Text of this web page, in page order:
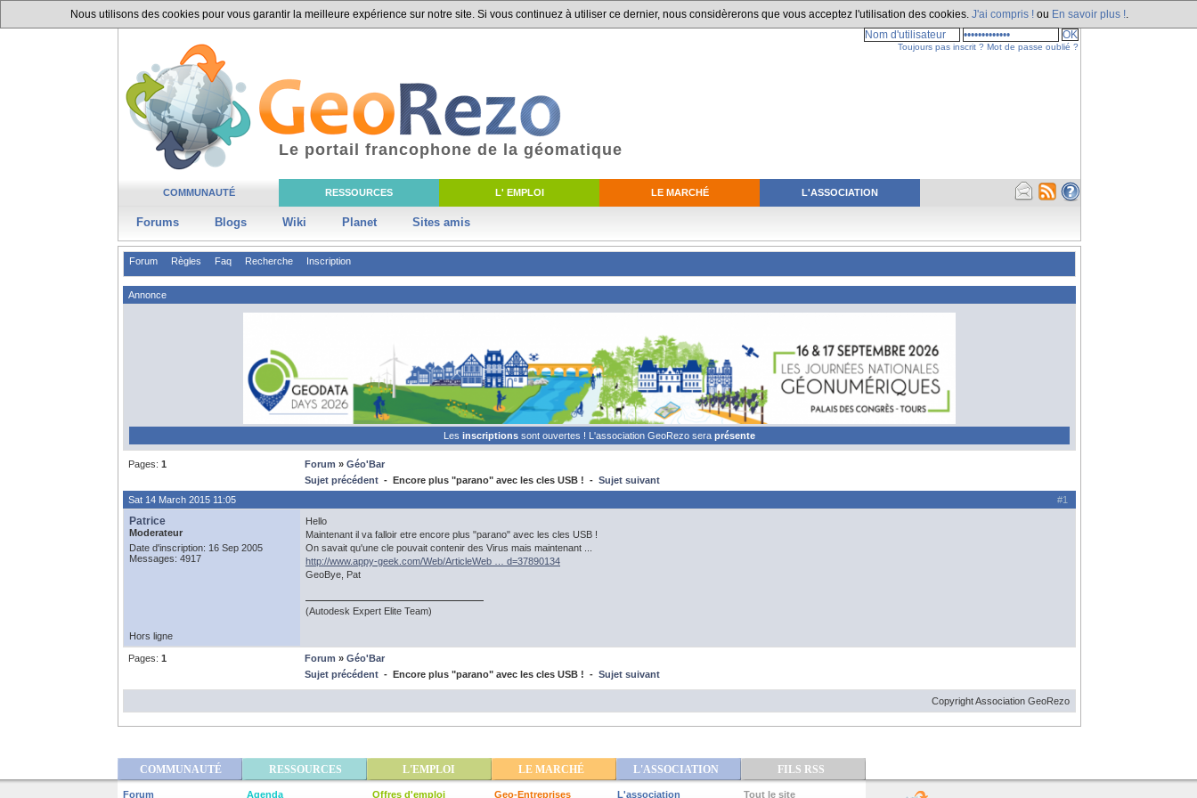
Nous utilisons des cookies pour vous garantir la meilleure expérience sur notre site. Si vous continuez à utiliser ce dernier, nous considèrerons que vous acceptez l'utilisation des cookies. J'ai compris ! ou En savoir plus !
COMMUNAUTÉ RESSOURCES L' EMPLOI LE MARCHÉ L'ASSOCIATION
Forums Blogs Wiki Planet Sites amis
Le portail francophone de la géomatique
Toujours pas inscrit ? Mot de passe oublié ?
Forum Règles Faq Recherche Inscription
Annonce
Les inscriptions sont ouvertes ! L'association GeoRezo sera présente
Pages: 1 Forum » Géo'Bar
Sujet précédent - Encore plus "parano" avec les cles USB ! - Sujet suivant
#1
Sat 14 March 2015 11:05
Patrice
Moderateur
Date d'inscription: 16 Sep 2005
Messages: 4917
Hello
Maintenant il va falloir etre encore plus "parano" avec les cles USB !
On savait qu'une cle pouvait contenir des Virus mais maintenant ...
http://www.appy-geek.com/Web/ArticleWeb … d=37890134
GeoBye, Pat
(Autodesk Expert Elite Team)
Hors ligne
Pages: 1 Forum » Géo'Bar
Sujet précédent - Encore plus "parano" avec les cles USB ! - Sujet suivant
Copyright Association GeoRezo
COMMUNAUTÉ RESSOURCES L'EMPLOI LE MARCHÉ L'ASSOCIATION FILS RSS
Forum Agenda Offres d'emploi Geo-Entreprises L'association Tout le site